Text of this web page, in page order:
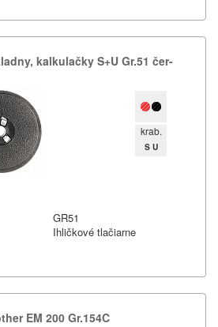
kalkulačky S+​U Gr.​51 čer-
krab.
S U
GR51
Ihličkové tlačiarne
EM 200 Gr.​154C